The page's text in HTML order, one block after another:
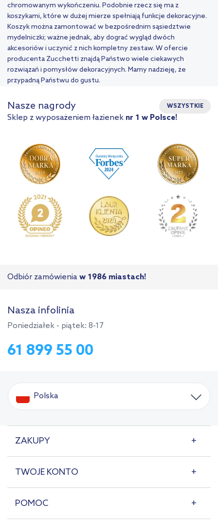
chromowanym wykończeniu. Podobnie rzecz się ma z
koszykami, które w dużej mierze spełniają funkcje dekoracyjne.
Koszyk można zamontować w bezpośrednim sąsiedztwie
mydelniczki; ważne jednak, aby dograć wygląd dwóch
akcesoriów i uczynić z nich kompletny zestaw. W ofercie
producenta Zucchetti znajdą Państwo wiele ciekawych
rozwiązań i pomysłów dekoracyjnych. Mamy nadzieję, że
przypadną Państwu do gustu.
Nasze nagrody WSZYSTKIE
Sklep z wyposażeniem łazienek nr 1 w Polsce!
Odbiór zamówienia w 1986 miastach!
Nasza infolinia
Poniedziałek - piątek: 8-17
61 899 55 00
Polska
ZAKUPY
TWOJE KONTO
POMOC